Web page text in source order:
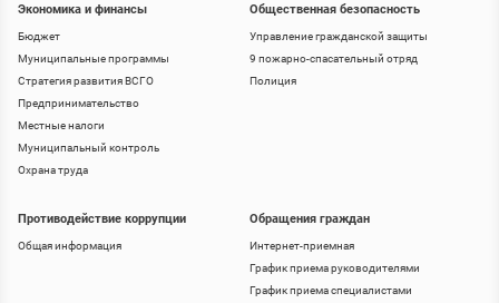
Экономика и финансы
Бюджет
Муниципальные программы
Стратегия развития ВСГО
Предпринимательство
Местные налоги
Муниципальный контроль
Охрана труда
Общественная безопасность
Управление гражданской защиты
9 пожарно-спасательный отряд
Полиция
Противодействие коррупции
Общая информация
Обращения граждан
Интернет-приемная
График приема руководителями
График приема специалистами